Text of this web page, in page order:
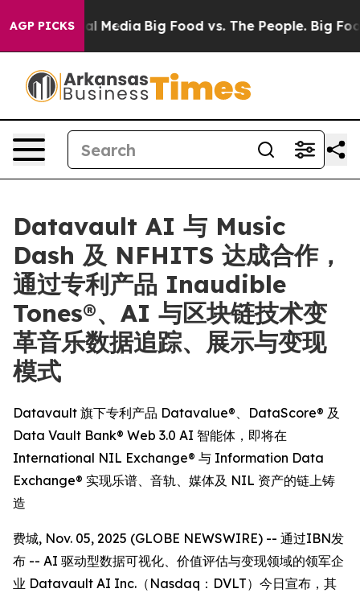
AGP PICKS
Social Media Big Food vs. The People. Big Food’s
Datavault AI 与 Music
Dash 及 NFHITS 达成合作，
通过专利产品 Inaudible
Tones®、AI 与区块链技术变
革音乐数据追踪、展示与变现
模式
Datavault 旗下专利产品 Datavalue®、DataScore® 及
Data Vault Bank® Web 3.0 AI 智能体，即将在
International NIL Exchange® 与 Information Data
Exchange® 实现乐谱、音轨、媒体及 NIL 资产的链上铸
造
费城, Nov. 05, 2025 (GLOBE NEWSWIRE) -- 通过IBN发
布 -- AI 驱动型数据可视化、价值评估与变现领域的领军企
业 Datavault AI Inc.（Nasdaq：DVLT）今日宣布，其